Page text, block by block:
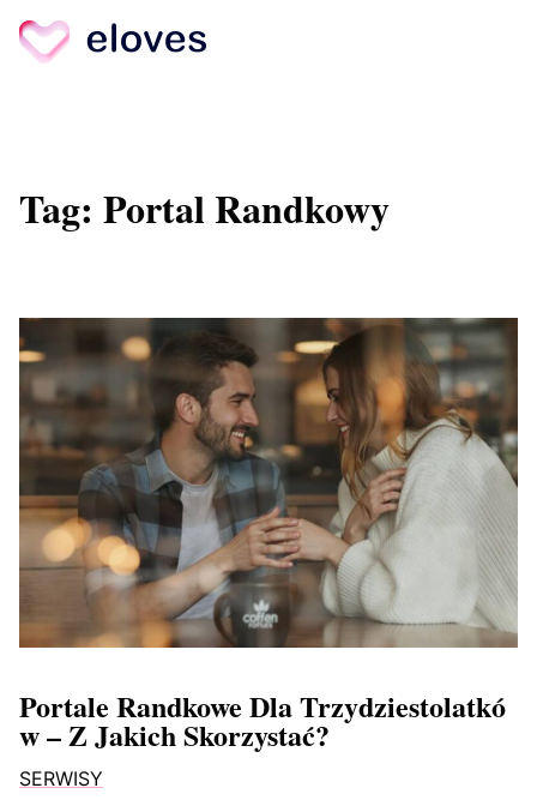
Tag: Portal Randkowy
Portale Randkowe Dla Trzydziestolatkó
W – Z Jakich Skorzystać?
SERWISY